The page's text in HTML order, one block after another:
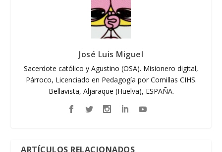
José Luis Miguel
Sacerdote católico y Agustino (OSA). Misionero digital,
Párroco, Licenciado en Pedagogía por Comillas CIHS.
Bellavista, Aljaraque (Huelva), ESPAÑA.
ARTÍCULOS RELACIONADOS